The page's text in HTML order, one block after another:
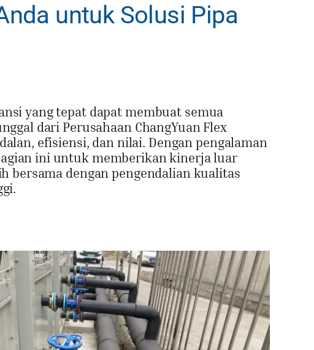
untuk Solusi Pipa
yang tepat dapat membuat semua
dari Perusahaan ChangYuan Flex
efisiensi, dan nilai. Dengan pengalaman
ini untuk memberikan kinerja luar
bersama dengan pengendalian kualitas